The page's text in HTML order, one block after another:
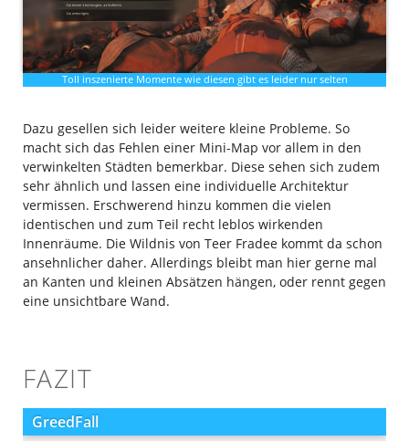
Toll inszenierte Momente wie diesen gibt es leider nur selten
Dazu gesellen sich leider weitere kleine Probleme. So
macht sich das Fehlen einer Mini-Map vor allem in den
verwinkelten Städten bemerkbar. Diese sehen sich zudem
sehr ähnlich und lassen eine individuelle Architektur
vermissen. Erschwerend hinzu kommen die vielen
identischen und zum Teil recht leblos wirkenden
Innenräume. Die Wildnis von Teer Fradee kommt da schon
ansehnlicher daher. Allerdings bleibt man hier gerne mal
an Kanten und kleinen Absätzen hängen, oder rennt gegen
eine unsichtbare Wand.
FAZIT
GreedFall